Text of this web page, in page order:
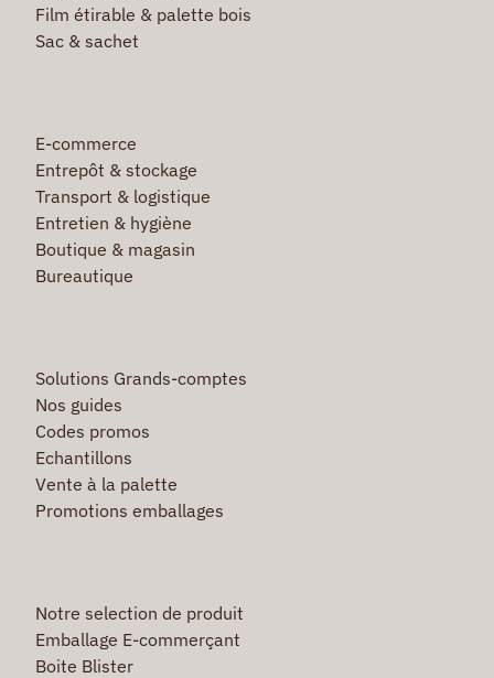
Film étirable & palette bois
Sac & sachet
E-commerce
Entrepôt & stockage
Transport & logistique
Entretien & hygiène
Boutique & magasin
Bureautique
Solutions Grands-comptes
Nos guides
Codes promos
Echantillons
Vente à la palette
Promotions emballages
Notre selection de produit
Emballage E-commerçant
Boite Blister